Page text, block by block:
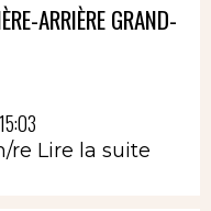
ARRIÈRE GRAND-
re Lire la suite